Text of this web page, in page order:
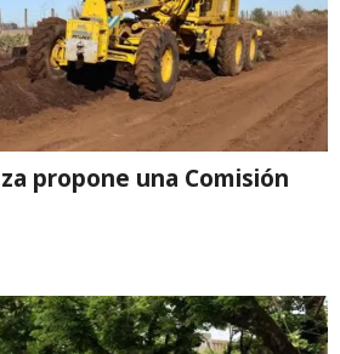
propone una Comisión